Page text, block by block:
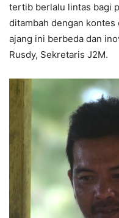
tertib berlalu lintas bagi
ditambah dengan
ajang ini berbeda dan
Rusdy, Sekretaris J2M.